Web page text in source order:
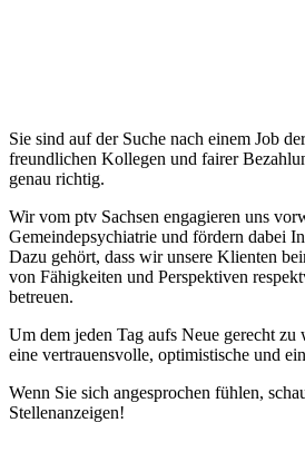
Sie sind auf der Suche nach einem Job
freundlichen Kollegen und fairer
genau richtig.
Wir vom ptv Sachsen engagieren uns
Gemeindepsychiatrie und fördern dabei
Dazu gehört, dass wir unsere Klienten
von Fähigkeiten und Perspektiven
betreuen.
Um dem jeden Tag aufs Neue gerecht zu
eine vertrauensvolle, optimistische und
Wenn Sie sich angesprochen fühlen,
Stellenanzeigen!